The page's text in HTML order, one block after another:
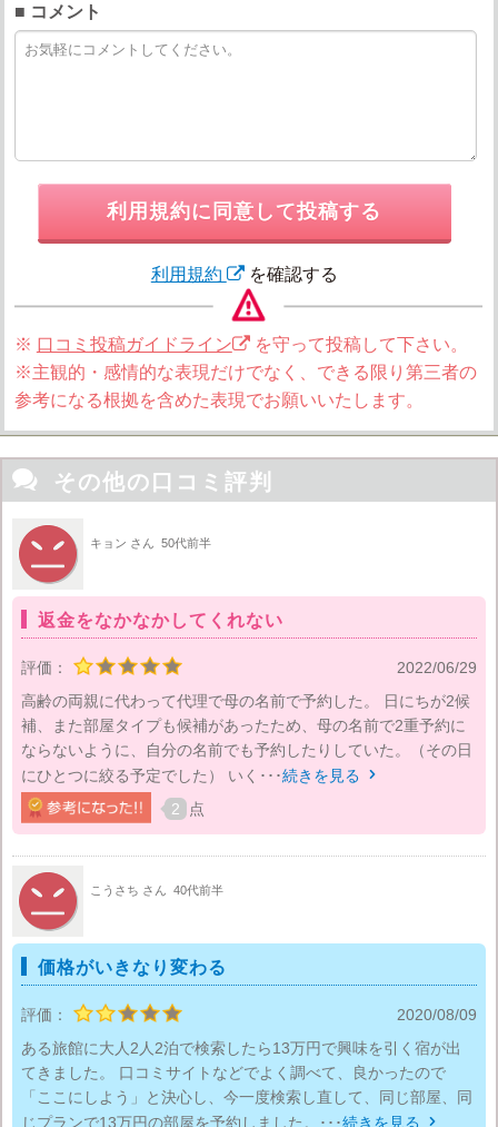
■ コメント
利用規約に同意して投稿する
利用規約 を確認する
※ 口コミ投稿ガイドライン
を守って投稿して下さい。
※主観的・感情的な表現だけでなく、できる限り第三者の
参考になる根拠を含めた表現でお願いいたします。
 その他の口コミ評判
キョン さん 50代前半
返金をなかなかしてくれない
評価：
2022/06/29
高齢の両親に代わって代理で母の名前で予約した。 日にちが2候
補、また部屋タイプも候補があったため、母の名前で2重予約に
ならないように、自分の名前でも予約したりしていた。（その日
にひとつに絞る予定でした） いく･･･続きを見る 
2 点
こうさち さん 40代前半
価格がいきなり変わる
評価：
2020/08/09
ある旅館に大人2人2泊で検索したら13万円で興味を引く宿が出
てきました。 口コミサイトなどでよく調べて、良かったので
「ここにしよう」と決心し、今一度検索し直して、同じ部屋、同
じプランで13万円の部屋を予約しました。･･･続きを見る 